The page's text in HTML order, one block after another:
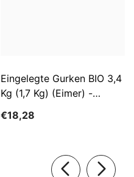
Eingelegte Gurken BIO 3,4
Kg (1,7 Kg) (Eimer) -
€18,28